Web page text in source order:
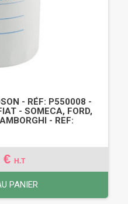
- RÉF: P550008 -
- SOMECA, FORD,
- REF:
€ H.T
PANIER